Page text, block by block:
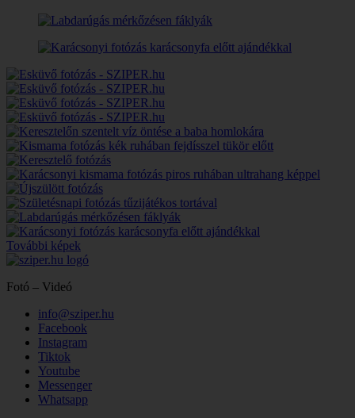
További képek
Fotó – Videó
info@sziper.hu
Facebook
Instagram
Tiktok
Youtube
Messenger
Whatsapp